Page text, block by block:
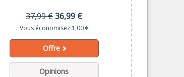
37,99 €36,99 €
Vous économisez 1,00 €
Offre
Opinions